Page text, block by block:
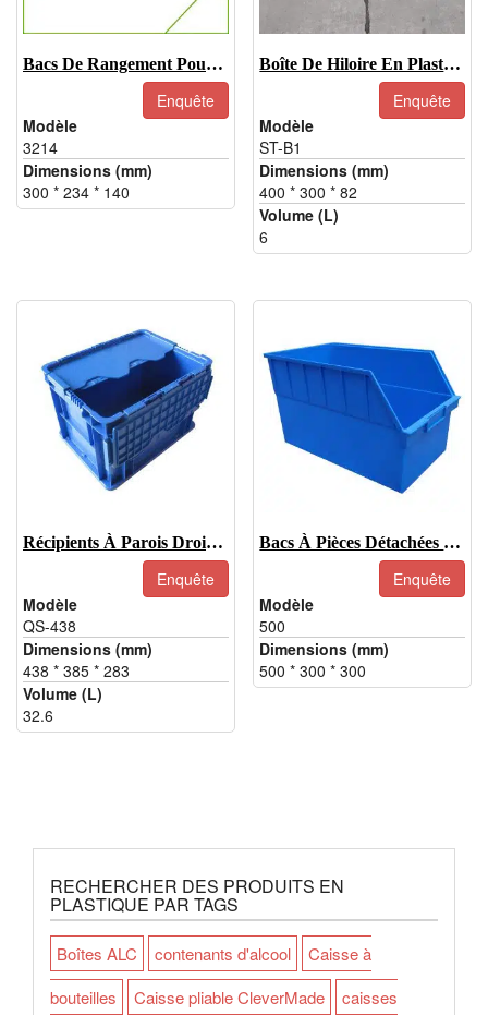
Bacs De Rangement Pour Petites Pièces-3214
Enquête
Modèle
3214
Dimensions (mm)
300 * 234 * 140
Boîte De Hiloire En Plastique-ST-B1
Enquête
Modèle
ST-B1
Dimensions (mm)
400 * 300 * 82
Volume (L)
6
Récipients À Parois Droites Avec Couvercles-QS-438
Enquête
Modèle
QS-438
Dimensions (mm)
438 * 385 * 283
Volume (L)
32.6
Bacs À Pièces Détachées En Plastique - 500
Enquête
Modèle
500
Dimensions (mm)
500 * 300 * 300
RECHERCHER DES PRODUITS EN
PLASTIQUE PAR TAGS
Boîtes ALC contenants d'alcool
Caisse à
bouteilles
Caisse pliable CleverMade
caisses